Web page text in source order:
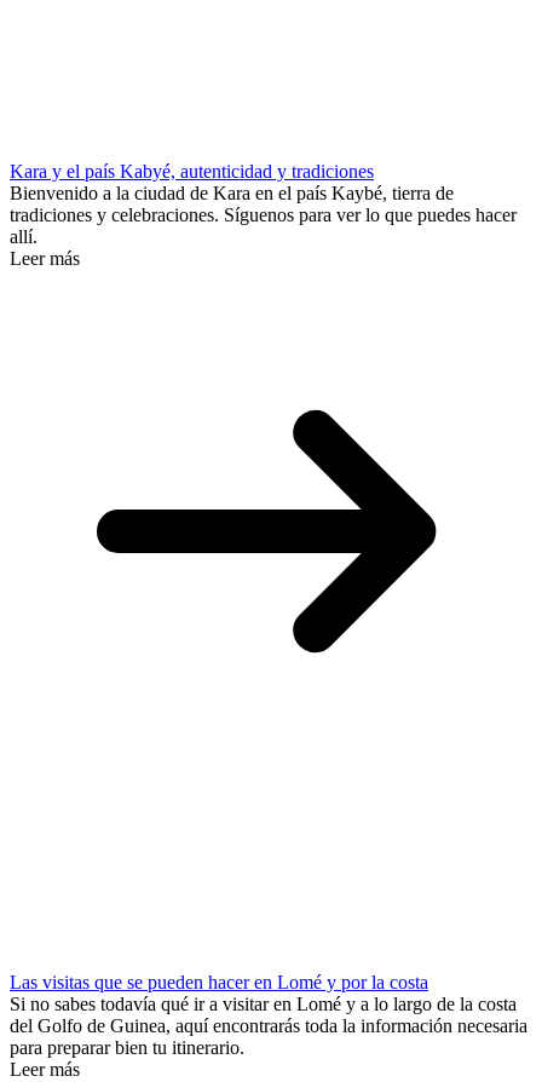
Kara y el país Kabyé, autenticidad y tradiciones
Bienvenido a la ciudad de Kara en el país Kaybé, tierra de
tradiciones y celebraciones. Síguenos para ver lo que puedes hacer
allí.
Leer más
Las visitas que se pueden hacer en Lomé y por la costa
Si no sabes todavía qué ir a visitar en Lomé y a lo largo de la costa
del Golfo de Guinea, aquí encontrarás toda la información necesaria
para preparar bien tu itinerario.
Leer más